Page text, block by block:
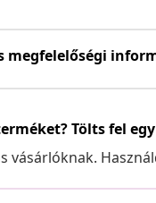
megfelelőségi
Tölts fel
vásárlóknak.